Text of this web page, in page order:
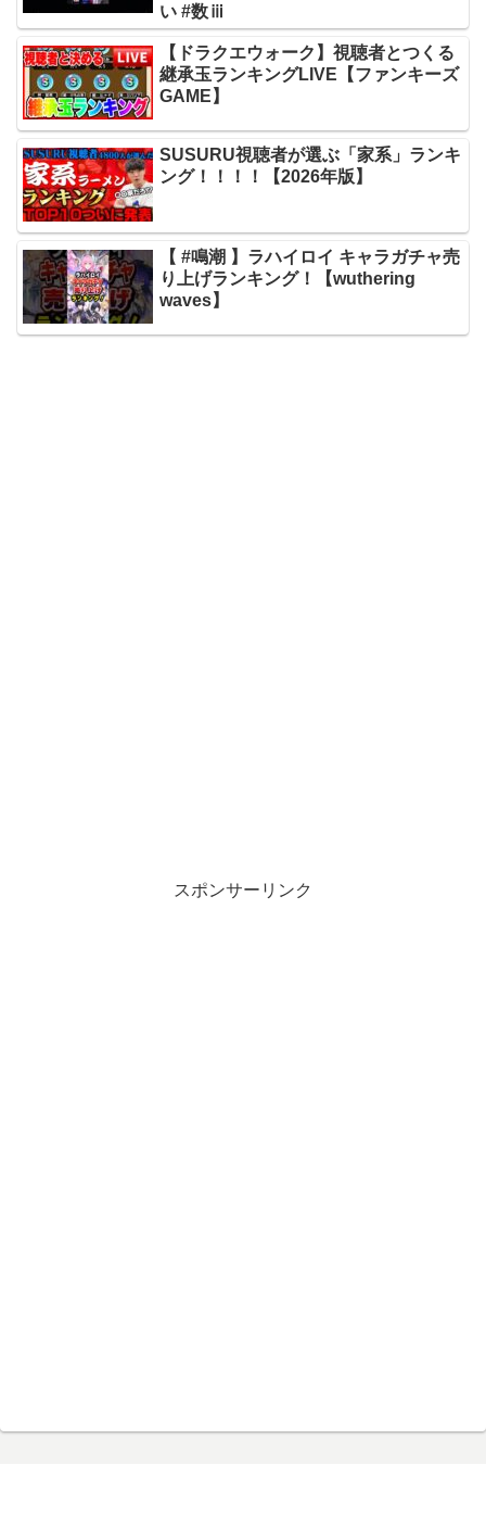
い #数ⅲ
【ドラクエウォーク】視聴者とつくる
継承玉ランキングLIVE【ファンキーズ
GAME】
SUSURU視聴者が選ぶ「家系」ランキ
ング！！！！【2026年版】
【 #鳴潮 】ラハイロイ キャラガチャ売
り上げランキング！【wuthering
waves】
スポンサーリンク